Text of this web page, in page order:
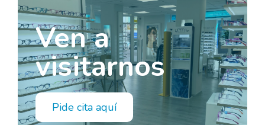
Ven a
visitarnos
Pide cita aquí